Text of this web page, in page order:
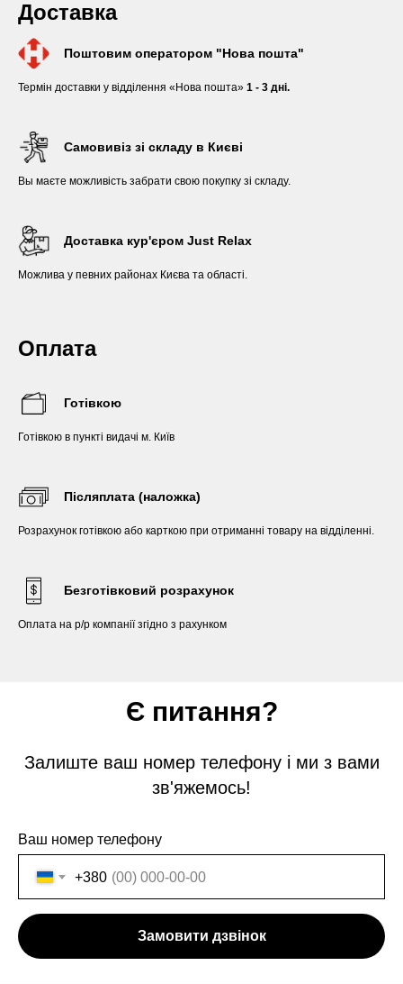
Доставка
Поштовим оператором "Нова пошта"
Термін доставки у відділення «Нова пошта» 1 - 3 дні.
Самовивіз зі складу в Києві
Вы маєте можливість забрати свою покупку зі складу.
Доставка кур'єром Just Relax
Можлива у певних районах Києва та області.
Оплата
Готівкою
Готівкою в пункті видачі м. Київ
Післяплата (наложка)
Розрахунок готівкою або карткою при отриманні товару на відділенні.
Безготівковий розрахунок
Оплата на р/р компанії згідно з рахунком
Є питання?
Залиште ваш номер телефону і ми з вами
зв'яжемось!
Ваш номер телефону
+380
Замовити дзвінок